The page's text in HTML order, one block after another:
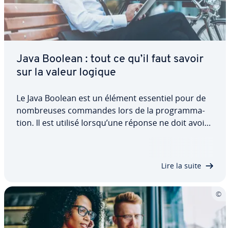
Java Boolean : tout ce qu’il faut savoir
sur la valeur logique
Le Java Boolean est un élément essentiel pour de
nom­breuses commandes lors de la pro­gram­ma­
tion. Il est utilisé lorsqu’une réponse ne doit avoir
Lire la suite